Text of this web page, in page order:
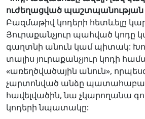
ուժեղացված
Բազմաթիվ կոդերի հետևելը
Յուրաքանչյուր պահված կոդը
գաղտնի անուն կամ պիտակ:
տալիս յուրաքանչյուր կոդի
«առեղծվածային անուն»,
չարտոնված անձը
հավելվածին, նա չկարողանա
կոդերի նպատակը: